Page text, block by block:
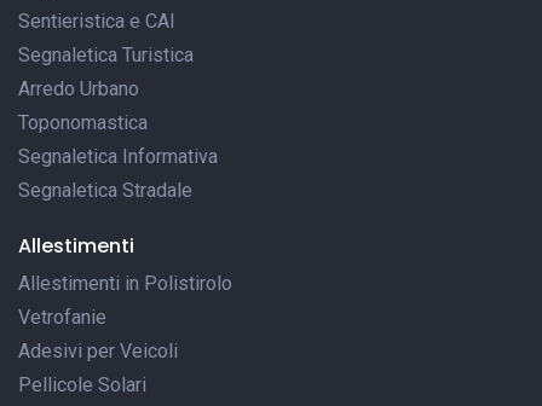
Sentieristica e CAI
Segnaletica Turistica
Arredo Urbano
Toponomastica
Segnaletica Informativa
Segnaletica Stradale
Allestimenti
Allestimenti in Polistirolo
Vetrofanie
Adesivi per Veicoli
Pellicole Solari